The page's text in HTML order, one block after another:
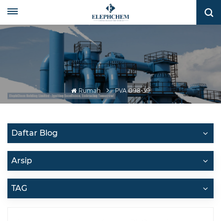
Rumah PVA 098-39
Daftar Blog
Arsip
TAG